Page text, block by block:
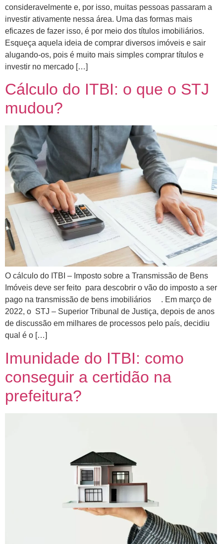
consideravelmente e, por isso, muitas pessoas passaram a
investir ativamente nessa área. Uma das formas mais
eficazes de fazer isso, é por meio dos títulos imobiliários.
Esqueça aquela ideia de comprar diversos imóveis e sair
alugando-os, pois é muito mais simples comprar títulos e
investir no mercado […]
Cálculo do ITBI: o que o STJ
mudou?
O cálculo do ITBI – Imposto sobre a Transmissão de Bens
Imóveis deve ser feito para descobrir o vão do imposto a ser
pago na transmissão de bens imobiliários . Em março de
2022, o STJ – Superior Tribunal de Justiça, depois de anos
de discussão em milhares de processos pelo país, decidiu
qual é o […]
Imunidade do ITBI: como
conseguir a certidão na
prefeitura?